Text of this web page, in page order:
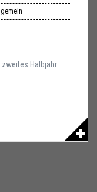
Halbjahr